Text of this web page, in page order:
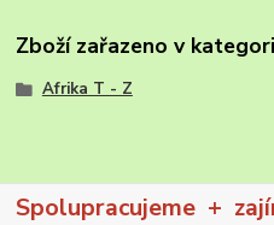
Zboží zařazeno v
Afrika T - Z
Spolupracujeme +